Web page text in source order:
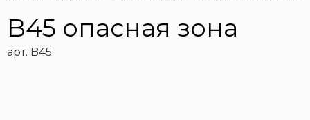
B45 опасная зона
арт. B45